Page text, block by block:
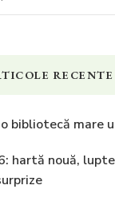
RECENTE
bibliotecă mare
hartă nouă,